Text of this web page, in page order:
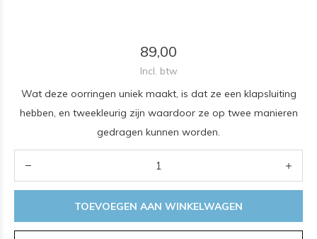
89,00
Incl. btw
Wat deze oorringen uniek maakt, is dat ze een klapsluiting
hebben, en tweekleurig zijn waardoor ze op twee manieren
gedragen kunnen worden.
TOEVOEGEN AAN WINKELWAGEN